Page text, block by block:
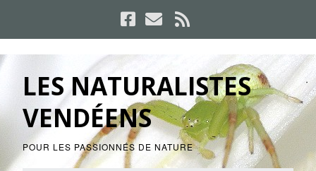
LES NATURALISTES
VENDÉENS
POUR LES PASSIONNÉS DE NATURE